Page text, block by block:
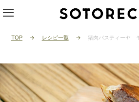
TOP レシピ一覧 猪肉パスティーヤ